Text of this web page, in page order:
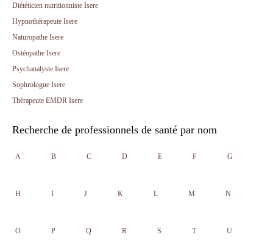
Diététicien nutritionniste Isere
Hypnothérapeute Isere
Naturopathe Isere
Ostéopathe Isere
Psychanalyste Isere
Sophrologue Isere
Thérapeute EMDR Isere
Recherche de professionnels de santé par nom
A B C D E F G
H I J K L M N
O P Q R S T U